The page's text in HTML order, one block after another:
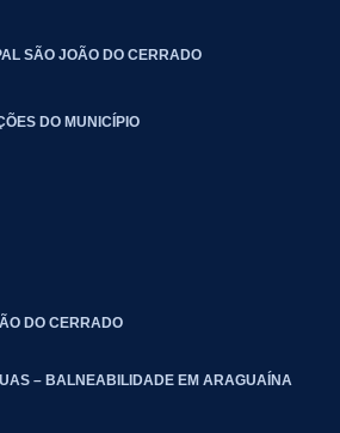
SÃO JOÃO DO CERRADO
DO MUNICÍPIO
DO CERRADO
– BALNEABILIDADE EM ARAGUAÍNA